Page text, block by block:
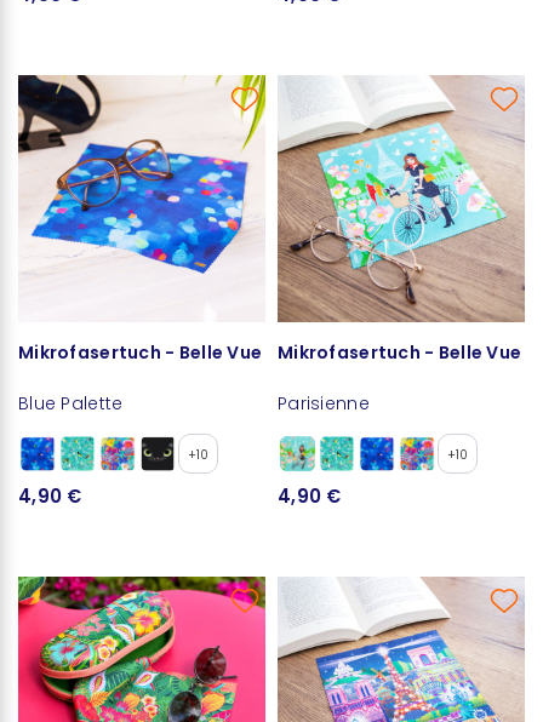
Mikrofasertuch - Belle Vue
Blue Palette
+10
4,90 €
Mikrofasertuch - Belle Vue
Parisienne
+10
4,90 €